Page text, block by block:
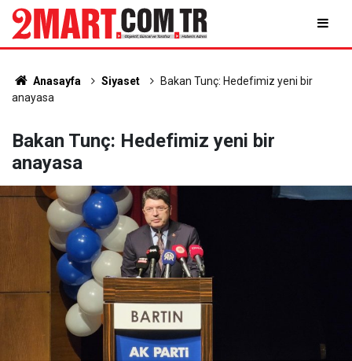
Anasayfa Siyaset
Bakan Tunç: Hedefimiz yeni bir
anayasa
Bakan Tunç: Hedefimiz yeni bir
anayasa